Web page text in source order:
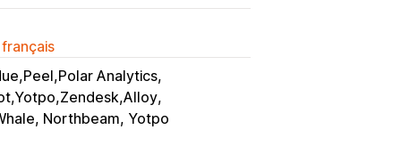
Analytics
Northbeam, Yotpo